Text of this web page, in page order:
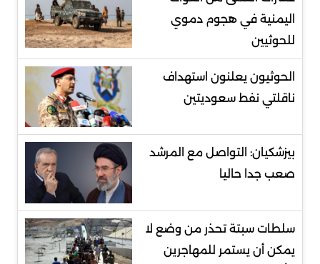
اليمنية في هجوم دموي
للحوثيين
الحوثيون يعلنون استهداف
ناقلتي نفط سعوديتين
بيزشكيان: التواصل مع المرشد
صعب جدا حاليا
سلطات سبتة تحذر من وضع لا
يمكن أن يستمر للمهاجرين